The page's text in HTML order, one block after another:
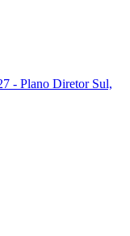
- Plano Diretor Sul,